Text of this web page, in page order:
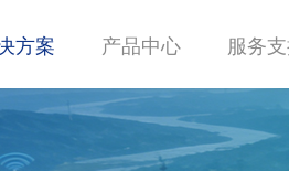
方案 产品中心 服务